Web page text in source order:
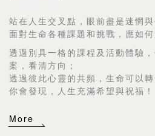
站在人生交叉點，眼前盡是迷惘與
面對生命各種課題和挑戰，應如
透過別具一格的課程及活動體驗
案，看清方向；
透過彼此心靈的共頻，生命可以轉
你會發現，人生充滿希望與祝福！
More